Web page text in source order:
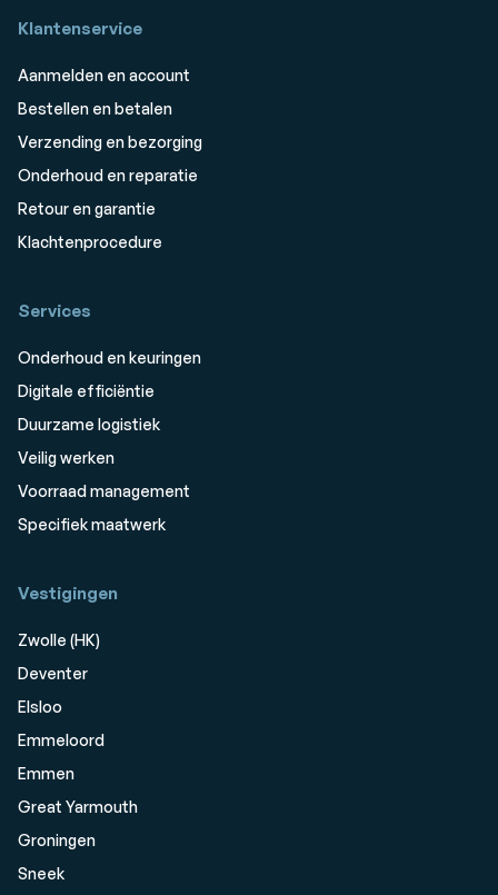
Klantenservice
Aanmelden en account
Bestellen en betalen
Verzending en bezorging
Onderhoud en reparatie
Retour en garantie
Klachtenprocedure
Services
Onderhoud en keuringen
Digitale efficiëntie
Duurzame logistiek
Veilig werken
Voorraad management
Specifiek maatwerk
Vestigingen
Zwolle (HK)
Deventer
Elsloo
Emmeloord
Emmen
Great Yarmouth
Groningen
Sneek